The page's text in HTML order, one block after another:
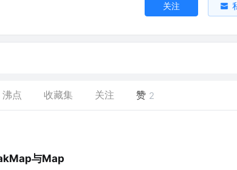
关注
沸点 收藏集 关注 赞 2
与Map